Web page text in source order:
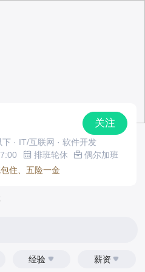
关注
· IT/互联网 · 软件开发
排班轮休
偶尔加班
住、五险一金
经验 薪资